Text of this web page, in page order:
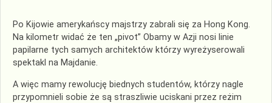
Po Kijowie amerykańscy majstrzy zabrali się za Hong Kong.
Na kilometr widać że ten „pivot” Obamy w Azji nosi linie
papilarne tych samych architektów którzy wyreżyserowali
spektakl na Majdanie.
A więc mamy rewolucję biednych studentów, którzy nagle
przypomnieli sobie że są straszliwie uciskani przez reżim